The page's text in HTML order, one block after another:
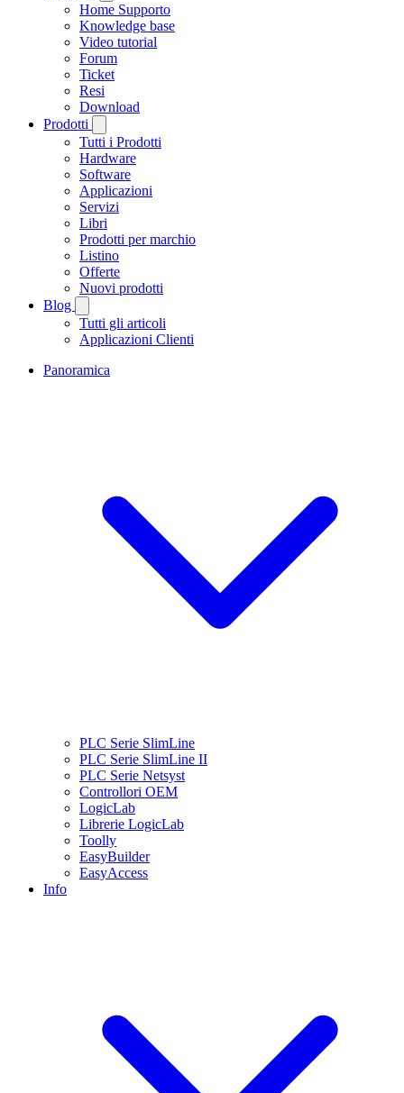
Home Supporto
Knowledge base
Video tutorial
Forum
Ticket
Resi
Download
Prodotti
Tutti i Prodotti
Hardware
Software
Applicazioni
Servizi
Libri
Prodotti per marchio
Listino
Offerte
Nuovi prodotti
Blog
Tutti gli articoli
Applicazioni Clienti
Panoramica
PLC Serie SlimLine
PLC Serie SlimLine II
PLC Serie Netsyst
Controllori OEM
LogicLab
Librerie LogicLab
Toolly
EasyBuilder
EasyAccess
Info